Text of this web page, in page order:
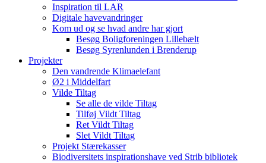
Inspiration til LAR
Digitale havevandringer
Kom ud og se hvad andre har gjort
Besøg Boligforeningen Lillebælt
Besøg Syrenlunden i Brenderup
Projekter
Den vandrende Klimaelefant
Ø2 i Middelfart
Vilde Tiltag
Se alle de vilde Tiltag
Tilføj Vildt Tiltag
Ret Vildt Tiltag
Slet Vildt Tiltag
Projekt Stærekasser
Biodiversitets inspirationshave ved Strib bibliotek